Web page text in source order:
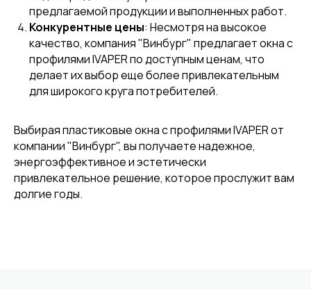
предлагаемой продукции и выполненных работ.
Конкурентные цены: Несмотря на высокое
качество, компания "Винбург" предлагает окна с
профилями IVAPER по доступным ценам, что
делает их выбор еще более привлекательным
для широкого круга потребителей.
Выбирая пластиковые окна с профилями IVAPER от
компании "Винбург", вы получаете надежное,
энергоэффективное и эстетически
привлекательное решение, которое прослужит вам
долгие годы.